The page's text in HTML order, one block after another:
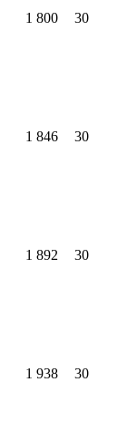
1 800 30
1 846 30
1 892 30
1 938 30